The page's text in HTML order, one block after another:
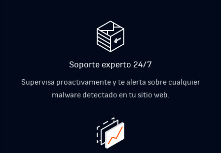
Soporte experto 24/7
Supervisa proactivamente y te alerta sobre cualquier
malware detectado en tu sitio web.